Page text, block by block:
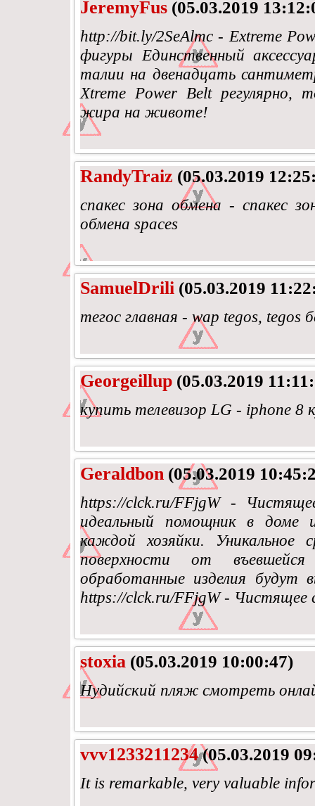
JeremyFus (05.03.2019
http://bit.ly/2SeAlmc - Extreme
фигуры Единственный
талии на двенадцать
Xtreme Power Belt регулярно,
жира на животе!
RandyTraiz (05.03.2019
спакес зона обмена - спакес
обмена spaces
SamuelDrili (05.03.2019
тегос главная - wap tegos, tegos
Georgeillup (05.03.2019
купить телевизор LG - iphone 8
Geraldbon (05.03.2019
https://clck.ru/FFjgW -
идеальный помощник в доме
каждой хозяйки. Уникальное
поверхности от
обработанные изделия будут
https://clck.ru/FFjgW - Чистящее
stoxia (05.03.2019 10:00:47)
Нудийский пляж смотреть
vvv1233211234(05.03.2019
It is remarkable, very valuable